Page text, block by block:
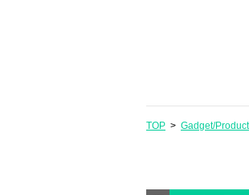
TOP > Gadget/Product